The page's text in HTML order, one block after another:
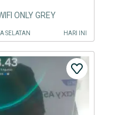
ONLY GREY
SELATAN HARI INI